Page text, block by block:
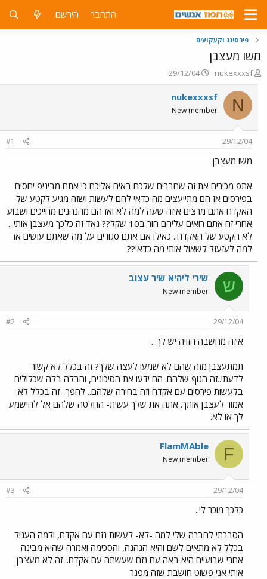
התחבר הירשם
פירסינג וקעקועים
משו מעצבן
פ
ו
ת
ח
ה
ש
א
nukexxxsf
פ
ו
ר
ם
29/12/04
N
nukexxxsf
New member
29/12/04
#1
משו מעצבן
אתפ מכירים את זה שחברים שלכם באים אליכם כי אתם מביניפ יחסים
בפירסים אז הם מתייעצים מה כדאי להם לעשות ושזה מגיע לקטע של
האקדח אתם מרצים איזה שעה למה לא ואז הם מהנהנים מחייכים ושבוע
אחרי זה אתם רואים עליהם חור ב10 שקל?? גאד זה כלכך מעצבן אותי...
לא הקטע של האקדח.. כאילו אם אתם סגורים על מה שאתם עושים אז
למה לעזעזל לשאול אותי מה כדאי??
ש שירי ליהיא שיר עצוב
New member
29/12/04
#2
איזה מחשבה הזויה יש לך...
תמתעצבן מזה שהם לא שמעו לעצה שלך? זה בכלל לא קשור
לדעתי..זה הגוף שלהם. הם ידעו את הסיכונים, והבלה בלה שכלולים
בלעשות פירסים עם אקדח וזה בחירה שלהם.. להפך- זה בכלל לא
אמור לעצבן אותך. אתה את שלך עשית- החלטה שלהם אל להישמע
לך או לא.
F
FlamMAble
New member
29/12/04
#3
כלכך מוכר לי..
הסברתי לחברה שלי למה -לא- לעשות נזם עם אקדח, ולמה העגיל
בכלל לא מתאים לשם והיא הנהנה, והסכימה ואמרה שהיא מבינה
אחרי שבועיים היא באה עם נזם שעשתה עם אקדח.. זה לא מעצבן
אותי אני פשוט חושבת שזה מפגר